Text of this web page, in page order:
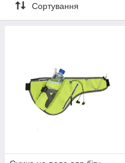
Сортування